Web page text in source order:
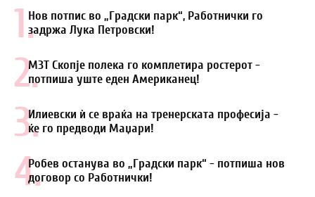
1.Нов потпис во „Градски парк“, Работнички го
задржа Лука Петровски!
2.МЗТ Скопје полека го комплетира ростерот -
потпиша уште еден Американец!
3.Илиевски ѝ се враќа на тренерската професија -
ќе го предводи Маџари!
4.Робев останува во „Градски парк“ - потпиша нов
договор со Работнички!